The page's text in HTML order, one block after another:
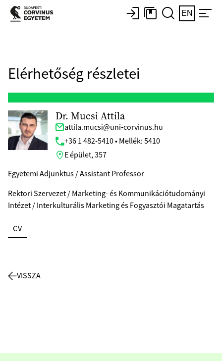
EN
Elérhetőség részletei
Dr. Mucsi Attila
attila.mucsi@uni-corvinus.hu
+36 1 482-5410 • Mellék: 5410
E épület, 357
Egyetemi Adjunktus / Assistant Professor
Rektori Szervezet / Marketing- és Kommunikációtudományi
Intézet / Interkulturális Marketing és Fogyasztói Magatartás
CV
VISSZA